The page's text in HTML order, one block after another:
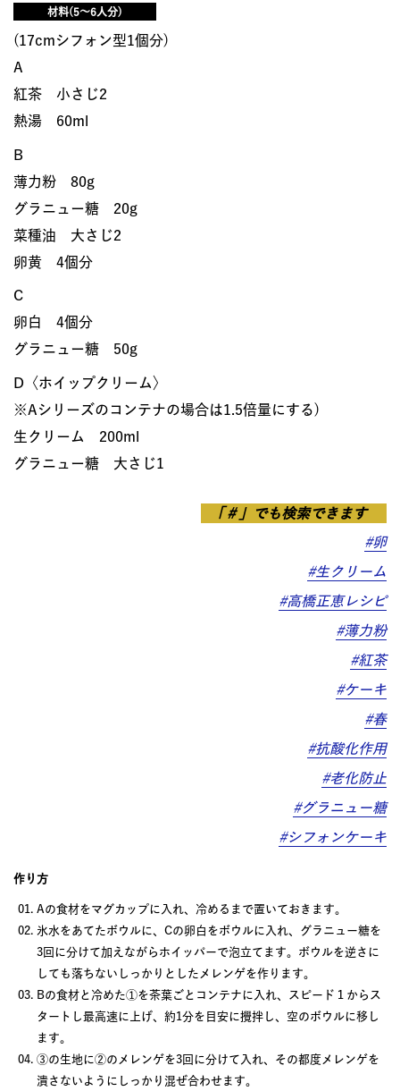
材料(5～6人分)
(17cmシフォン型1個分)
A
紅茶 小さじ2
熱湯 60ml
B
薄力粉 80g
グラニュー糖 20g
菜種油 大さじ2
卵黄 4個分
C
卵白 4個分
グラニュー糖 50g
D〈ホイップクリーム〉
※Aシリーズのコンテナの場合は1.5倍量にする)
生クリーム 200ml
グラニュー糖 大さじ1
「＃」でも検索できます
#卵
#生クリーム
#高橋正恵レシピ
#薄力粉
#紅茶
#ケーキ
#春
#抗酸化作用
#老化防止
#グラニュー糖
#シフォンケーキ
作り方
Aの食材をマグカップに入れ、冷めるまで置いておきます。
氷水をあてたボウルに、Cの卵白をボウルに入れ、グラニュー糖を
3回に分けて加えながらホイッパーで泡立てます。ボウルを逆さに
しても落ちないしっかりとしたメレンゲを作ります。
Bの食材と冷めた①を茶葉ごとコンテナに入れ、スピード１からス
タートし最高速に上げ、約1分を目安に攪拌し、空のボウルに移し
ます。
③の生地に②のメレンゲを3回に分けて入れ、その都度メレンゲを
潰さないようにしっかり混ぜ合わせます。